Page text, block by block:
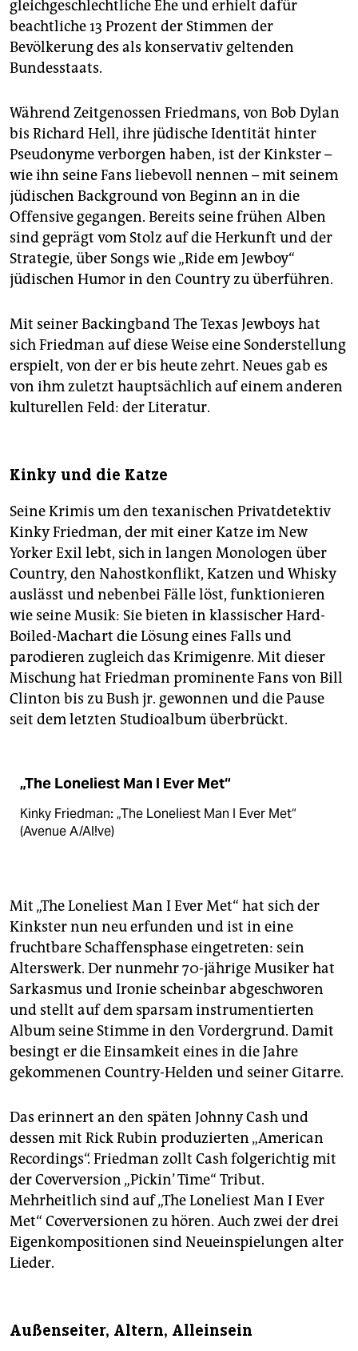
gleichgeschlechtliche Ehe und erhielt dafür
beachtliche 13 Prozent der Stimmen der
Bevölkerung des als konservativ geltenden
Bundesstaats.
Während Zeitgenossen Friedmans, von Bob Dylan
bis Richard Hell, ihre jüdische Identität hinter
Pseudonyme verborgen haben, ist der Kinkster –
wie ihn seine Fans liebevoll nennen – mit seinem
jüdischen Background von Beginn an in die
Offensive gegangen. Bereits seine frühen Alben
sind geprägt vom Stolz auf die Herkunft und der
Strategie, über Songs wie „Ride em Jewboy“
jüdischen Humor in den Country zu überführen.
Mit seiner Backingband The Texas Jewboys hat
sich Friedman auf diese Weise eine Sonderstellung
erspielt, von der er bis heute zehrt. Neues gab es
von ihm zuletzt hauptsächlich auf einem anderen
kulturellen Feld: der Literatur.
Kinky und die Katze
Seine Krimis um den texanischen Privatdetektiv
Kinky Friedman, der mit einer Katze im New
Yorker Exil lebt, sich in langen Monologen über
Country, den Nahostkonflikt, Katzen und Whisky
auslässt und nebenbei Fälle löst, funktionieren
wie seine Musik: Sie bieten in klassischer Hard-
Boiled-Machart die Lösung eines Falls und
parodieren zugleich das Krimigenre. Mit dieser
Mischung hat Friedman prominente Fans von Bill
Clinton bis zu Bush jr. gewonnen und die Pause
seit dem letzten Studioalbum überbrückt.
„The Loneliest Man I Ever Met“
Kinky Friedman: „The Loneliest Man I Ever Met“
(Avenue A/Al!ve)
Mit „The Loneliest Man I Ever Met“ hat sich der
Kinkster nun neu erfunden und ist in eine
fruchtbare Schaffensphase eingetreten: sein
Alterswerk. Der nunmehr 70-jährige Musiker hat
Sarkasmus und Ironie scheinbar abgeschworen
und stellt auf dem sparsam instrumentierten
Album seine Stimme in den Vordergrund. Damit
besingt er die Einsamkeit eines in die Jahre
gekommenen Country-Helden und seiner Gitarre.
Das erinnert an den späten Johnny Cash und
dessen mit Rick Rubin produzierten „American
Recordings“. Friedman zollt Cash folgerichtig mit
der Coverversion „Pickin’ Time“ Tribut.
Mehrheitlich sind auf „The Loneliest Man I Ever
Met“ Coverversionen zu hören. Auch zwei der drei
Eigenkompositionen sind Neueinspielungen alter
Lieder.
Außenseiter, Altern, Alleinsein